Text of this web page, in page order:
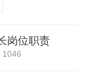
岗位职责
1046